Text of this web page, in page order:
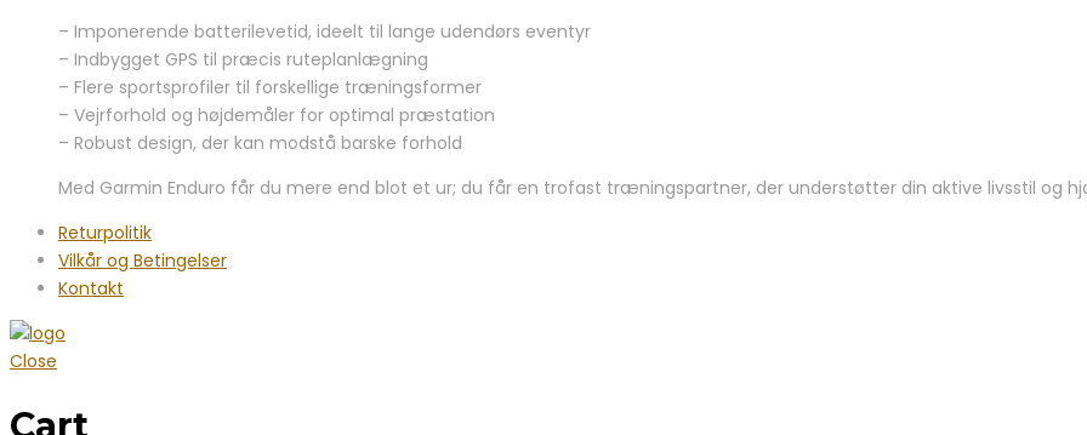
– Imponerende batterilevetid, ideelt til lange udendørs eventyr
– Indbygget GPS til præcis ruteplanlægning
– Flere sportsprofiler til forskellige træningsformer
– Vejrforhold og højdemåler for optimal præstation
– Robust design, der kan modstå barske forhold
Med Garmin Enduro får du mere end blot et ur; du får en trofast træningspartner, der understøtter din aktive livsstil og
Returpolitik
Vilkår og Betingelser
Kontakt
Close